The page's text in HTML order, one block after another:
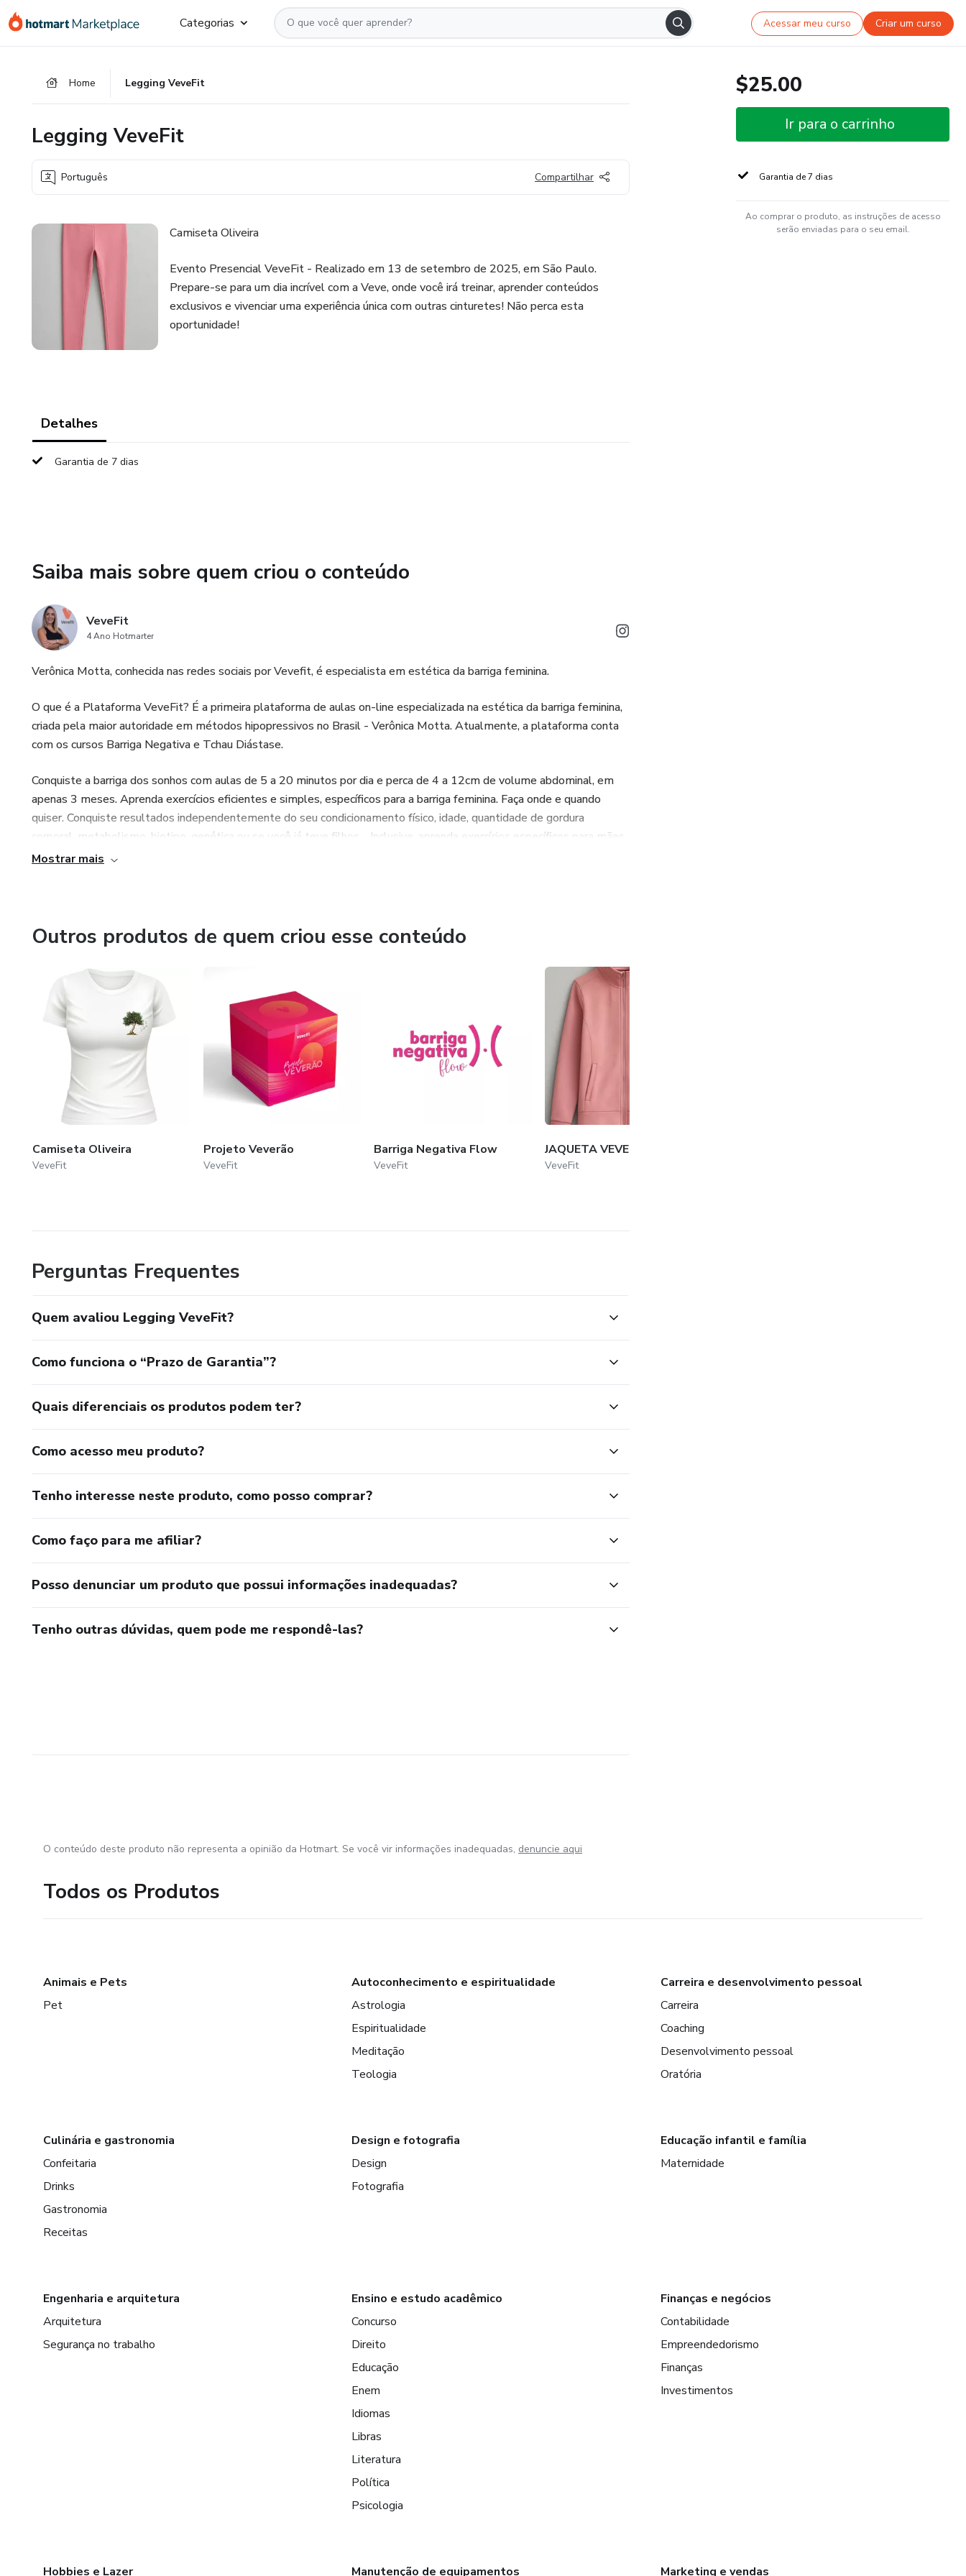
para
para
para
Categorias Acessar meu curso Criar um curso
Home Legging VeveFit
Legging VeveFit
Português Compartilhar
Camiseta Oliveira
Evento Presencial VeveFit - Realizado em 13 de setembro de 2025, em São Paulo.
Prepare-se para um dia incrível com a Veve, onde você irá treinar, aprender conteúdos
exclusivos e vivenciar uma experiência única com outras cinturetes! Não perca esta
oportunidade!
Detalhes
Garantia de 7 dias
Saiba mais sobre quem criou o conteúdo
VeveFit
4 Ano Hotmarter
Verônica Motta, conhecida nas redes sociais por Vevefit, é especialista em estética da barriga feminina.
O que é a Plataforma VeveFit? É a primeira plataforma de aulas on-line especializada na estética da barriga feminina,
criada pela maior autoridade em métodos hipopressivos no Brasil - Verônica Motta. Atualmente, a plataforma conta
com os cursos Barriga Negativa e Tchau Diástase.
Conquiste a barriga dos sonhos com aulas de 5 a 20 minutos por dia e perca de 4 a 12cm de volume abdominal, em
apenas 3 meses. Aprenda exercícios eficientes e simples, específicos para a barriga feminina. Faça onde e quando
quiser. Conquiste resultados independentemente do seu condicionamento físico, idade, quantidade de gordura
corporal, metabolismo, biotipo, genética ou se você já teve filhos… Inclusive, aprenda exercícios específicos para mães
que querem perder a barriga pós filhos (mesmo que os filhos já estejam crescidos).
Mostrar mais
Outros produtos de quem criou esse conteúdo
Camiseta Oliveira
VeveFit
Projeto Veverão
VeveFit
Barriga Negativa Flow
VeveFit
JAQUETA VEVEFIT
VeveFit
Perguntas Frequentes
Quem avaliou Legging VeveFit?
Como funciona o “Prazo de Garantia”?
Quais diferenciais os produtos podem ter?
Como acesso meu produto?
Tenho interesse neste produto, como posso comprar?
Como faço para me afiliar?
Posso denunciar um produto que possui informações inadequadas?
Tenho outras dúvidas, quem pode me respondê-las?
$25.00
Ir para o carrinho
Garantia de 7 dias
Ao comprar o produto, as instruções de acesso
serão enviadas para o seu email.
O conteúdo deste produto não representa a opinião da Hotmart. Se você vir informações inadequadas, denuncie aqui
Todos os Produtos
Animais e Pets
Pet
Autoconhecimento e espiritualidade
Astrologia
Espiritualidade
Meditação
Teologia
Carreira e desenvolvimento pessoal
Carreira
Coaching
Desenvolvimento pessoal
Oratória
Culinária e gastronomia
Confeitaria
Drinks
Gastronomia
Receitas
Design e fotografia
Design
Fotografia
Educação infantil e família
Maternidade
Engenharia e arquitetura
Arquitetura
Segurança no trabalho
Ensino e estudo acadêmico
Concurso
Direito
Educação
Enem
Idiomas
Libras
Literatura
Política
Psicologia
Finanças e negócios
Contabilidade
Empreendedorismo
Finanças
Investimentos
Hobbies e Lazer Manutenção de equipamentos Marketing e vendas